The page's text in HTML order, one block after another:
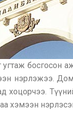
угтаж босгосон
нэрлэжээ.
хоцорчээ.
хэмээн